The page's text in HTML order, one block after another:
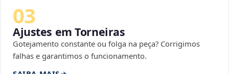
03
Ajustes em Torneiras
Gotejamento constante ou folga na peça? Corrigimos
falhas e garantimos o funcionamento.